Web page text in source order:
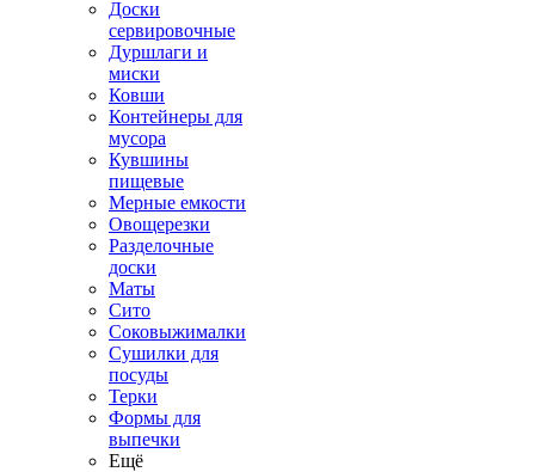
Доски
сервировочные
Дуршлаги и
миски
Ковши
Контейнеры для
мусора
Кувшины
пищевые
Мерные емкости
Овощерезки
Разделочные
доски
Маты
Сито
Соковыжималки
Сушилки для
посуды
Терки
Формы для
выпечки
Ещё